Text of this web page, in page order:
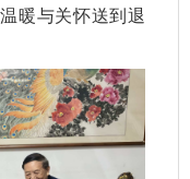
暖与关怀送到退